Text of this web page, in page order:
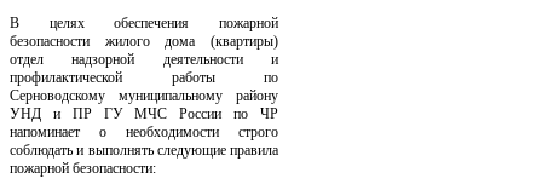
В целях обеспечения пожарной
безопасности жилого дома (квартиры)
отдел надзорной деятельности и
профилактической работы по
Серноводскому муниципальному району
УНД и ПР ГУ МЧС России по ЧР
напоминает о необходимости строго
соблюдать и выполнять следующие правила
пожарной безопасности: